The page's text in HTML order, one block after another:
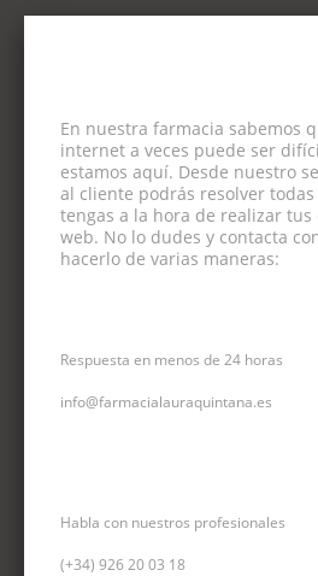
En nuestra farmacia sabemos
internet a veces puede ser
estamos aquí. Desde nuestro
al cliente podrás resolver
tengas a la hora de realizar
web. No lo dudes y contacta
hacerlo de varias maneras:
Respuesta en menos de 24 horas
info@farmacialauraquintana.es
Habla con nuestros profesionales
(+34) 926 20 03 18